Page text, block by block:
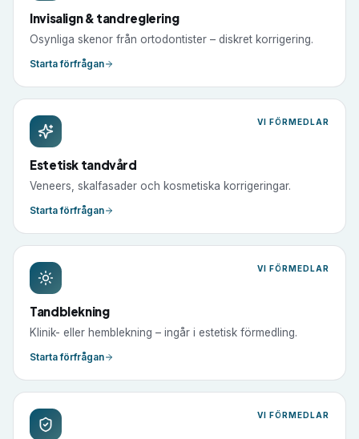
Invisalign & tandreglering
Osynliga skenor från ortodontister – diskret korrigering.
Starta förfrågan
VI FÖRMEDLAR
Estetisk tandvård
Veneers, skalfasader och kosmetiska korrigeringar.
Starta förfrågan
VI FÖRMEDLAR
Tandblekning
Klinik- eller hemblekning – ingår i estetisk förmedling.
Starta förfrågan
VI FÖRMEDLAR